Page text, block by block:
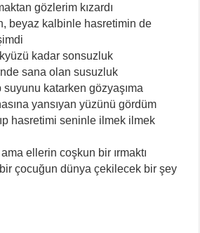
gözlerim kızardı
beyaz kalbinle hasretimin de
kadar sonsuzluk
sana olan susuzluk
suyunu katarken gözyaşıma
yansıyan yüzünü gördüm
hasretimi seninle ilmek ilmek
ellerin coşkun bir ırmaktı
çocuğun dünya çekilecek bir şey